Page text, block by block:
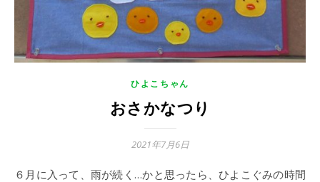
ひよこちゃん
おさかなつり
2021年7月6日
６月に入って、雨が続く…かと思ったら、ひよこぐみの時間